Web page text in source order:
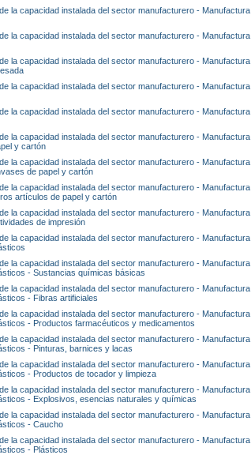
la capacidad instalada del sector manufacturero - Manufactura
la capacidad instalada del sector manufacturero - Manufactura
la capacidad instalada del sector manufacturero - Manufactura
la capacidad instalada del sector manufacturero - Manufactura
la capacidad instalada del sector manufacturero - Manufactura
la capacidad instalada del sector manufacturero - Manufactura
y cartón
la capacidad instalada del sector manufacturero - Manufactura
de papel y cartón
la capacidad instalada del sector manufacturero - Manufactura
artículos de papel y cartón
la capacidad instalada del sector manufacturero - Manufactura
de impresión
la capacidad instalada del sector manufacturero - Manufactura
la capacidad instalada del sector manufacturero - Manufactura
- Sustancias químicas básicas
la capacidad instalada del sector manufacturero - Manufactura
- Fibras artificiales
la capacidad instalada del sector manufacturero - Manufactura
- Productos farmacéuticos y medicamentos
la capacidad instalada del sector manufacturero - Manufactura
- Pinturas, barnices y lacas
la capacidad instalada del sector manufacturero - Manufactura
- Productos de tocador y limpieza
la capacidad instalada del sector manufacturero - Manufactura
- Explosivos, esencias naturales y químicas
la capacidad instalada del sector manufacturero - Manufactura
- Caucho
la capacidad instalada del sector manufacturero - Manufactura
- Plásticos